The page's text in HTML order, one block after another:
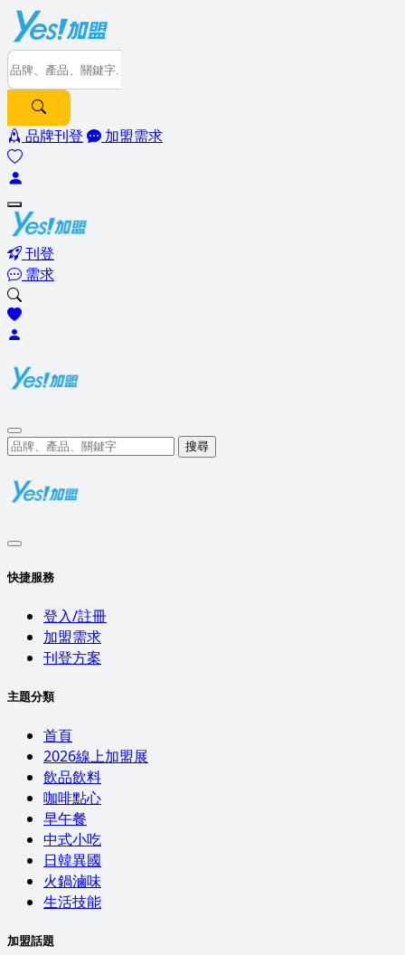
品牌刊登 加盟需求
刊登
需求
搜尋
快捷服務
登入/註冊
加盟需求
刊登方案
主題分類
首頁
2026線上加盟展
飲品飲料
咖啡點心
早午餐
中式小吃
日韓異國
火鍋滷味
生活技能
加盟話題